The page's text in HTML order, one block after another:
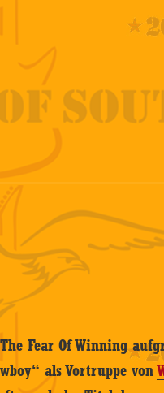
Fear Of Winning
als Vortruppe von